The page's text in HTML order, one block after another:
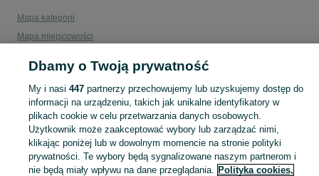
Mapa kategorii
Mapa miejscowości
Popularne wyszukiwania
Dbamy o Twoją prywatność
My i nasi 447partnerzy przechowujemy lub uzyskujemy dostęp do
informacji na urządzeniu, takich jak unikalne identyfikatory w
plikach cookie w celu przetwarzania danych osobowych.
Użytkownik może zaakceptować wybory lub zarządzać nimi,
klikając poniżej lub w dowolnym momencie na stronie polityki
prywatności. Te wybory będą sygnalizowane naszym partnerom i
nie będą miały wpływu na dane przeglądania. Polityka cookies,